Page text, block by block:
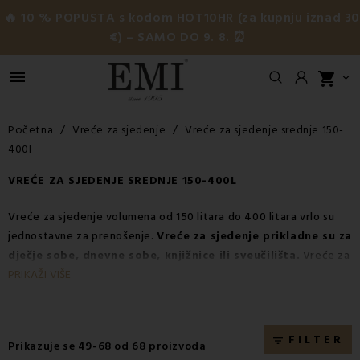
🔥 10 % POPUSTA s kodom HOT10HR (za kupnju iznad 30
€) – SAMO DO 9. 8. ⏰
 shopping_cart 
Početna Vreće za sjedenje
Vreće za sjedenje srednje 150-
400l
VREĆE ZA SJEDENJE SREDNJE 150-400L
Vreće za sjedenje volumena od 150 litara do 400 litara vrlo su
jednostavne za prenošenje.Vreće za sjedenje prikladne su za
dječje sobe, dnevne sobe, knjižnice ili sveučilišta. Vreće za
sjedenje od eko kože i najlona savršene su za terasu ili uz bazen.
PRIKAŽI VIŠE
filter_list FILTER
Prikazuje se 49-68 od 68 proizvoda